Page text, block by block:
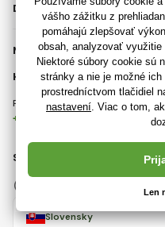
KONTAKT
Pondelok - Piatok (9:00 - 17:00)
+421 2 20 862 555
DÔLEŽITÉ INFORMÁCIE
NEPREHLIADNITE
Slovensky
SLEDUJTE NÁS